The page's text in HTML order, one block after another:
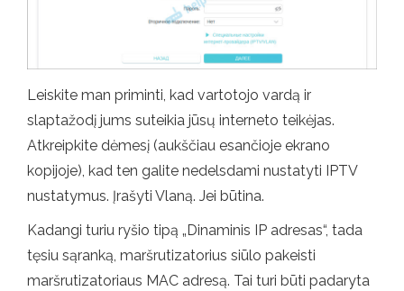
Leiskite man priminti, kad vartotojo vardą ir
slaptažodį jums suteikia jūsų interneto teikėjas.
Atkreipkite dėmesį (aukščiau esančioje ekrano
kopijoje), kad ten galite nedelsdami nustatyti IPTV
nustatymus. Įrašyti Vlaną. Jei būtina.
Kadangi turiu ryšio tipą „Dinaminis IP adresas“, tada
tęsiu sąranką, maršrutizatorius siūlo pakeisti
maršrutizatoriaus MAC adresą. Tai turi būti padaryta